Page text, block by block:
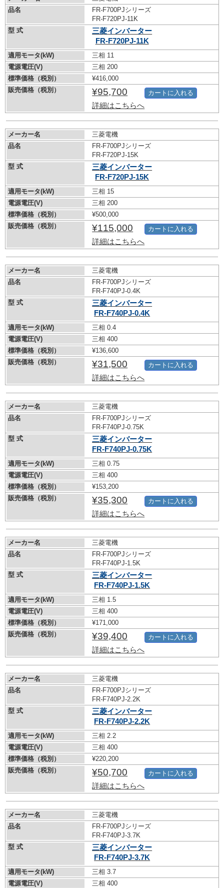
品名
FR-F700PJシリーズ
FR-F720PJ-11K
型 式
三菱インバーター
FR-F720PJ-11K
適用モータ(kW)
三相 11
電源電圧(V)
三相 200
標準価格（税別）
¥416,000
販売価格（税別）
¥95,700
詳細はこちらへ
カートに入れる
メーカー名
三菱電機
品名
FR-F700PJシリーズ
FR-F720PJ-15K
型 式
三菱インバーター
FR-F720PJ-15K
適用モータ(kW)
三相 15
電源電圧(V)
三相 200
標準価格（税別）
¥500,000
販売価格（税別）
¥115,000
詳細はこちらへ
カートに入れる
メーカー名
三菱電機
品名
FR-F700PJシリーズ
FR-F740PJ-0.4K
型 式
三菱インバーター
FR-F740PJ-0.4K
適用モータ(kW)
三相 0.4
電源電圧(V)
三相 400
標準価格（税別）
¥136,600
販売価格（税別）
¥31,500
詳細はこちらへ
カートに入れる
メーカー名
三菱電機
品名
FR-F700PJシリーズ
FR-F740PJ-0.75K
型 式
三菱インバーター
FR-F740PJ-0.75K
適用モータ(kW)
三相 0.75
電源電圧(V)
三相 400
標準価格（税別）
¥153,200
販売価格（税別）
¥35,300
詳細はこちらへ
カートに入れる
メーカー名
三菱電機
品名
FR-F700PJシリーズ
FR-F740PJ-1.5K
型 式
三菱インバーター
FR-F740PJ-1.5K
適用モータ(kW)
三相 1.5
電源電圧(V)
三相 400
標準価格（税別）
¥171,000
販売価格（税別）
¥39,400
詳細はこちらへ
カートに入れる
メーカー名
三菱電機
品名
FR-F700PJシリーズ
FR-F740PJ-2.2K
型 式
三菱インバーター
FR-F740PJ-2.2K
適用モータ(kW)
三相 2.2
電源電圧(V)
三相 400
標準価格（税別）
¥220,200
販売価格（税別）
¥50,700
詳細はこちらへ
カートに入れる
メーカー名
三菱電機
品名
FR-F700PJシリーズ
FR-F740PJ-3.7K
型 式
三菱インバーター
FR-F740PJ-3.7K
適用モータ(kW)
三相 3.7
電源電圧(V)
三相 400